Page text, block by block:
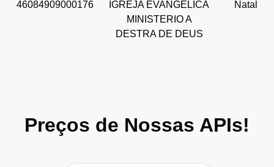
46084909000176
IGREJA EVANGELICA
MINISTERIO A
DESTRA DE DEUS
Natal
Preços de Nossas APIs!